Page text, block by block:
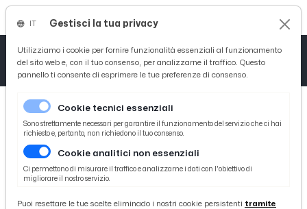
404
Gestisci la tua privacy
Utilizziamo i cookie per fornire funzionalità essenziali al funzionamento
del sito web e, con il tuo consenso, per analizzarne il traffico. Questo
pannello ti consente di esprimere le tue preferenze di consenso.
Cookie tecnici essenziali
Sono strettamente necessari per garantire il funzionamento del servizio che ci hai
richiesto e, pertanto, non richiedono il tuo consenso.
Cookie analitici non essenziali
Ci permettono di misurare il traffico e analizzarne i dati con l'obiettivo di
migliorare il nostro servizio.
Puoi resettare le tue scelte eliminado i nostri cookie persistenti tramite
Tutto News
Tutto Sport
Basket
Ciclismo
Tutto Curiosità